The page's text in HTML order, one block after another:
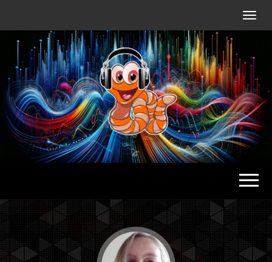
Radio